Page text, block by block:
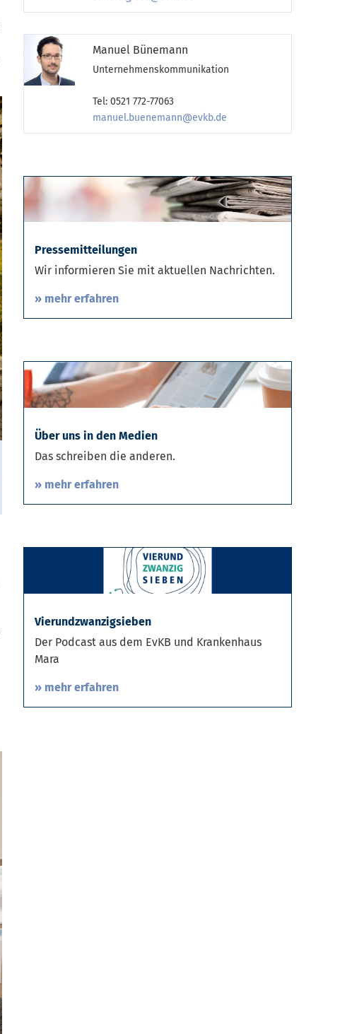
Manuel Bünemann
Unternehmenskommunikation
Tel: 0521 772-77063
manuel.buenemann@evkb.de
Pressemitteilungen
Wir informieren Sie mit aktuellen Nachrichten.
» mehr erfahren
Über uns in den Medien
Das schreiben die anderen.
» mehr erfahren
Vierundzwanzigsieben
Der Podcast aus dem EvKB und Krankenhaus
Mara
» mehr erfahren